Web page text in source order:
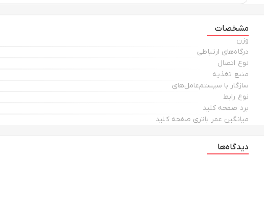
مشخصات
وزن
درگاه‌های ارتباطی
نوع اتصال
منبع تغذیه
سازگار با سیستم‌عامل‌های
نوع رابط
برد صفحه کلید
میانگین عمر باتری صفحه کلید
دیدگاه‌ها